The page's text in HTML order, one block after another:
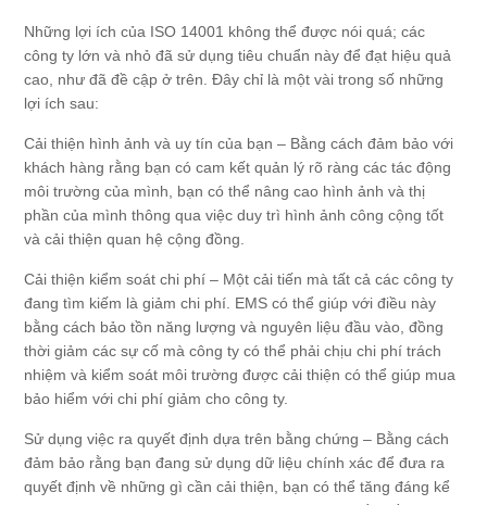
Những lợi ích của ISO 14001 không thể được nói quá; các
công ty lớn và nhỏ đã sử dụng tiêu chuẩn này để đạt hiệu quả
cao, như đã đề cập ở trên. Đây chỉ là một vài trong số những
lợi ích sau:
Cải thiện hình ảnh và uy tín của bạn – Bằng cách đảm bảo với
khách hàng rằng bạn có cam kết quản lý rõ ràng các tác động
môi trường của mình, bạn có thể nâng cao hình ảnh và thị
phần của mình thông qua việc duy trì hình ảnh công cộng tốt
và cải thiện quan hệ cộng đồng.
Cải thiện kiểm soát chi phí – Một cải tiến mà tất cả các công ty
đang tìm kiếm là giảm chi phí. EMS có thể giúp với điều này
bằng cách bảo tồn năng lượng và nguyên liệu đầu vào, đồng
thời giảm các sự cố mà công ty có thể phải chịu chi phí trách
nhiệm và kiểm soát môi trường được cải thiện có thể giúp mua
bảo hiểm với chi phí giảm cho công ty.
Sử dụng việc ra quyết định dựa trên bằng chứng – Bằng cách
đảm bảo rằng bạn đang sử dụng dữ liệu chính xác để đưa ra
quyết định về những gì cần cải thiện, bạn có thể tăng đáng kể